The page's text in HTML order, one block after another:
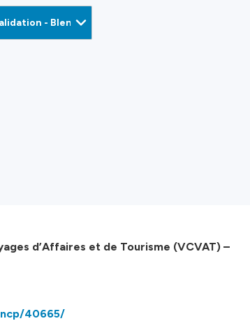
d’Affaires et de Tourisme (VCVAT) –
40665/